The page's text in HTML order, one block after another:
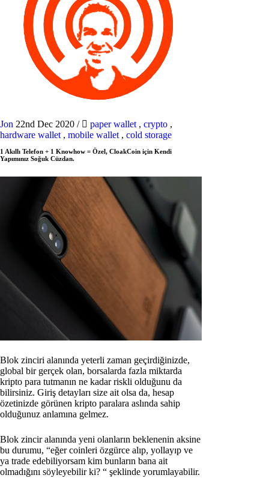
Jon 22nd Dec 2020 / paper wallet , crypto ,
hardware wallet , mobile wallet , cold storage
1 Akıllı Telefon + 1 Knowhow = Özel, CloakCoin için Kendi
Yapımınız Soğuk Cüzdan.
Blok zinciri alanında yeterli zaman geçirdiğinizde,
global bir gerçek olan, borsalarda fazla miktarda
kripto para tutmanın ne kadar riskli olduğunu da
bilirsiniz. Giriş detayları size ait olsa da, hesap
özetinizde görünen kripto paralara aslında sahip
olduğunuz anlamına gelmez.
Blok zincir alanında yeni olanların beklenenin aksine
bu durumu, “eğer coinleri özgürce alıp, yollayıp ve
ya trade edebiliyorsam kim bunların bana ait
olmadığını söyleyebilir ki? “ şeklinde yorumlayabilir.